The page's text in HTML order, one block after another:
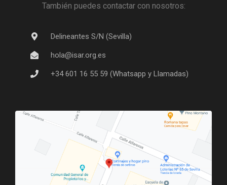
También puedes contactar con nosotros:
Delineantes S/N (Sevilla)
hola@isar.org.es
+34 601 16 55 59 (Whatsapp y Llamadas)